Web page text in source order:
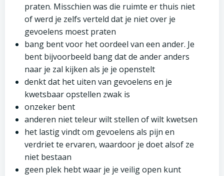
praten. Misschien was die ruimte er thuis niet
of werd je zelfs verteld dat je niet over je
gevoelens moest praten
bang bent voor het oordeel van een ander. Je
bent bijvoorbeeld bang dat de ander anders
naar je zal kijken als je je openstelt
denkt dat het uiten van gevoelens en je
kwetsbaar opstellen zwak is
onzeker bent
anderen niet teleur wilt stellen of wilt kwetsen
het lastig vindt om gevoelens als pijn en
verdriet te ervaren, waardoor je doet alsof ze
niet bestaan
geen plek hebt waar je je veilig open kunt